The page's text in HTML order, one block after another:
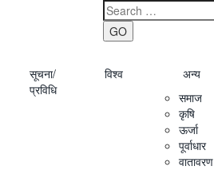
GO
सूचना/
प्रविधि
विश्व
अन्य
समाज
कृषि
ऊर्जा
पूर्वाधार
वातावरण